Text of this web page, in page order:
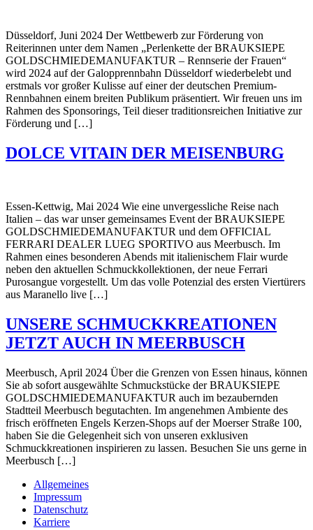
Düsseldorf, Juni 2024 Der Wettbewerb zur Förderung von
Reiterinnen unter dem Namen „Perlenkette der BRAUKSIEPE
GOLDSCHMIEDEMANUFAKTUR – Rennserie der Frauen“
wird 2024 auf der Galopprennbahn Düsseldorf wiederbelebt und
erstmals vor großer Kulisse auf einer der deutschen Premium-
Rennbahnen einem breiten Publikum präsentiert. Wir freuen uns im
Rahmen des Sponsorings, Teil dieser traditionsreichen Initiative zur
Förderung und […]
DOLCE VITAIN DER MEISENBURG
Essen-Kettwig, Mai 2024 Wie eine unvergessliche Reise nach
Italien – das war unser gemeinsames Event der BRAUKSIEPE
GOLDSCHMIEDEMANUFAKTUR und dem OFFICIAL
FERRARI DEALER LUEG SPORTIVO aus Meerbusch. Im
Rahmen eines besonderen Abends mit italienischem Flair wurde
neben den aktuellen Schmuckkollektionen, der neue Ferrari
Purosangue vorgestellt. Um das volle Potenzial des ersten Viertürers
aus Maranello live […]
UNSERE SCHMUCKKREATIONEN
JETZT AUCH IN MEERBUSCH
Meerbusch, April 2024 Über die Grenzen von Essen hinaus, können
Sie ab sofort ausgewählte Schmuckstücke der BRAUKSIEPE
GOLDSCHMIEDEMANUFAKTUR auch im bezaubernden
Stadtteil Meerbusch begutachten. Im angenehmen Ambiente des
frisch eröffneten Engels Kerzen-Shops auf der Moerser Straße 100,
haben Sie die Gelegenheit sich von unseren exklusiven
Schmuckkreationen inspirieren zu lassen. Besuchen Sie uns gerne in
Meerbusch […]
Allgemeines
Impressum
Datenschutz
Karriere